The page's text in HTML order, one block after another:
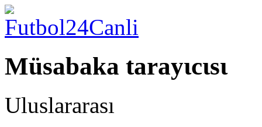
Müsabaka tarayιcιsι
Uluslararası